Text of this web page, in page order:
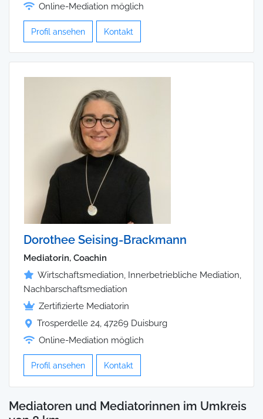
Online-Mediation möglich
Profil ansehen Kontakt
Dorothee Seising-Brackmann
Mediatorin, Coachin
Wirtschaftsmediation, Innerbetriebliche Mediation,
Nachbarschaftsmediation
Zertifizierte Mediatorin
Trosperdelle 24, 47269 Duisburg
Online-Mediation möglich
Profil ansehen Kontakt
Mediatoren und Mediatorinnen im Umkreis